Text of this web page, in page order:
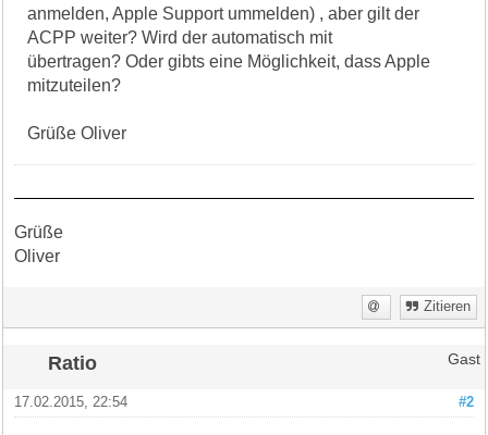
anmelden, Apple Support ummelden) , aber gilt der
ACPP weiter? Wird der automatisch mit
übertragen? Oder gibts eine Möglichkeit, dass Apple
mitzuteilen?
Grüße Oliver
Grüße
Oliver
Zitieren
Ratio Gast
#2
17.02.2015, 22:54